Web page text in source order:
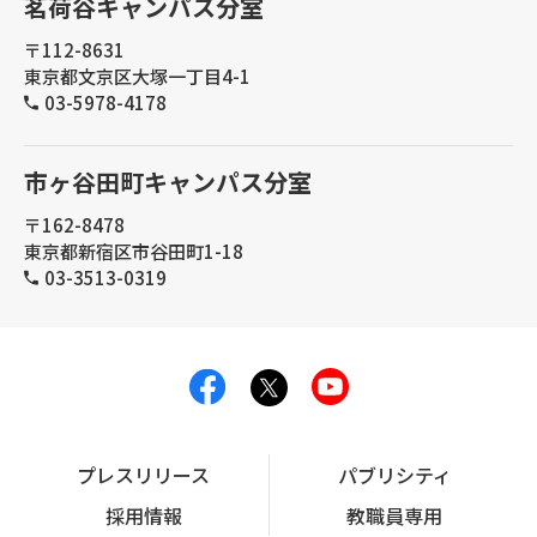
〒112-8631
東京都文京区大塚一丁目4-1
03-5978-4178
市ヶ谷田町キャンパス分室
〒162-8478
東京都新宿区市谷田町1-18
03-3513-0319
プレスリリース
パブリシティ
採用情報
教職員専用